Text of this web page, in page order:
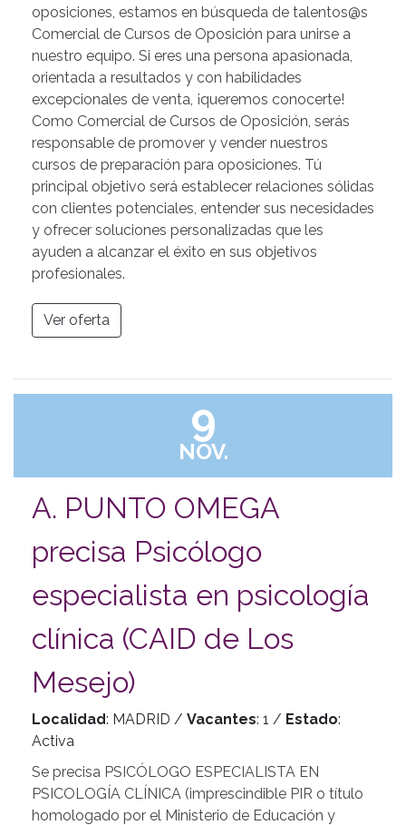
oposiciones, estamos en búsqueda de talentos@s
Comercial de Cursos de Oposición para unirse a
nuestro equipo. Si eres una persona apasionada,
orientada a resultados y con habilidades
excepcionales de venta, ¡queremos conocerte!
Como Comercial de Cursos de Oposición, serás
responsable de promover y vender nuestros
cursos de preparación para oposiciones. Tú
principal objetivo será establecer relaciones sólidas
con clientes potenciales, entender sus necesidades
y ofrecer soluciones personalizadas que les
ayuden a alcanzar el éxito en sus objetivos
profesionales.
Ver oferta
9
NOV.
A. PUNTO OMEGA
precisa Psicólogo
especialista en psicología
clínica (CAID de Los
Mesejo)
Localidad: MADRID / Vacantes: 1 / Estado:
Activa
Se precisa PSICÓLOGO ESPECIALISTA EN
PSICOLOGÍA CLÍNICA (imprescindible PIR o título
homologado por el Ministerio de Educación y